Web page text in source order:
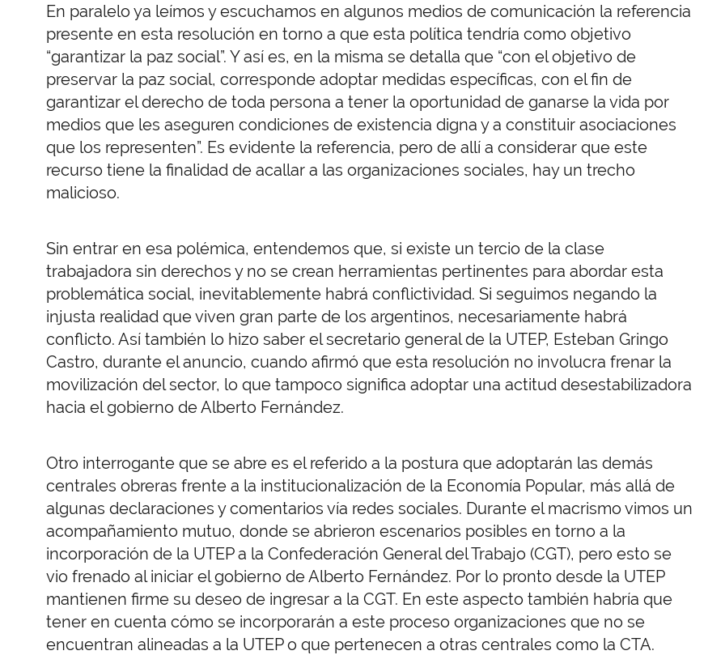
En paralelo ya leímos y escuchamos en algunos medios de comunicación la referencia
presente en esta resolución en torno a que esta política tendría como objetivo
“garantizar la paz social”. Y así es, en la misma se detalla que “con el objetivo de
preservar la paz social, corresponde adoptar medidas específicas, con el fin de
garantizar el derecho de toda persona a tener la oportunidad de ganarse la vida por
medios que les aseguren condiciones de existencia digna y a constituir asociaciones
que los representen”. Es evidente la referencia, pero de allí a considerar que este
recurso tiene la finalidad de acallar a las organizaciones sociales, hay un trecho
malicioso.
Sin entrar en esa polémica, entendemos que, si existe un tercio de la clase
trabajadora sin derechos y no se crean herramientas pertinentes para abordar esta
problemática social, inevitablemente habrá conflictividad. Si seguimos negando la
injusta realidad que viven gran parte de los argentinos, necesariamente habrá
conflicto. Así también lo hizo saber el secretario general de la UTEP, Esteban Gringo
Castro, durante el anuncio, cuando afirmó que esta resolución no involucra frenar la
movilización del sector, lo que tampoco significa adoptar una actitud desestabilizadora
hacia el gobierno de Alberto Fernández.
Otro interrogante que se abre es el referido a la postura que adoptarán las demás
centrales obreras frente a la institucionalización de la Economía Popular, más allá de
algunas declaraciones y comentarios vía redes sociales. Durante el macrismo vimos un
acompañamiento mutuo, donde se abrieron escenarios posibles en torno a la
incorporación de la UTEP a la Confederación General del Trabajo (CGT), pero esto se
vio frenado al iniciar el gobierno de Alberto Fernández. Por lo pronto desde la UTEP
mantienen firme su deseo de ingresar a la CGT. En este aspecto también habría que
tener en cuenta cómo se incorporarán a este proceso organizaciones que no se
encuentran alineadas a la UTEP o que pertenecen a otras centrales como la CTA.